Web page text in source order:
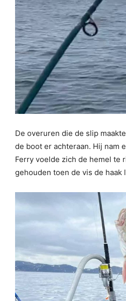
De overuren die de slip
de boot er achteraan. Hij nam
Ferry voelde zich de hemel te
gehouden toen de vis de haak